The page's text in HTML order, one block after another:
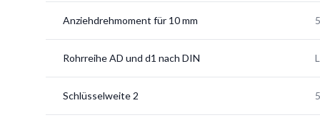
Anziehdrehmoment für 10 mm
Rohrreihe AD und d1 nach DIN
Schlüsselweite 2